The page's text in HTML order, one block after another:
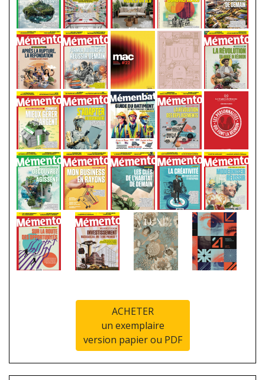
ACHETER
un exemplaire
version papier ou PDF